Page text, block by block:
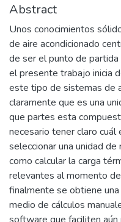
Abstract
Unos conocimientos
de aire acondicionado
de ser el punto de
el presente trabajo inicia
este tipo de sistemas de
claramente que es una
que partes esta
necesario tener claro
seleccionar una unidad
como calcular la carga
relevantes al momento
finalmente se obtiene
medio de cálculos